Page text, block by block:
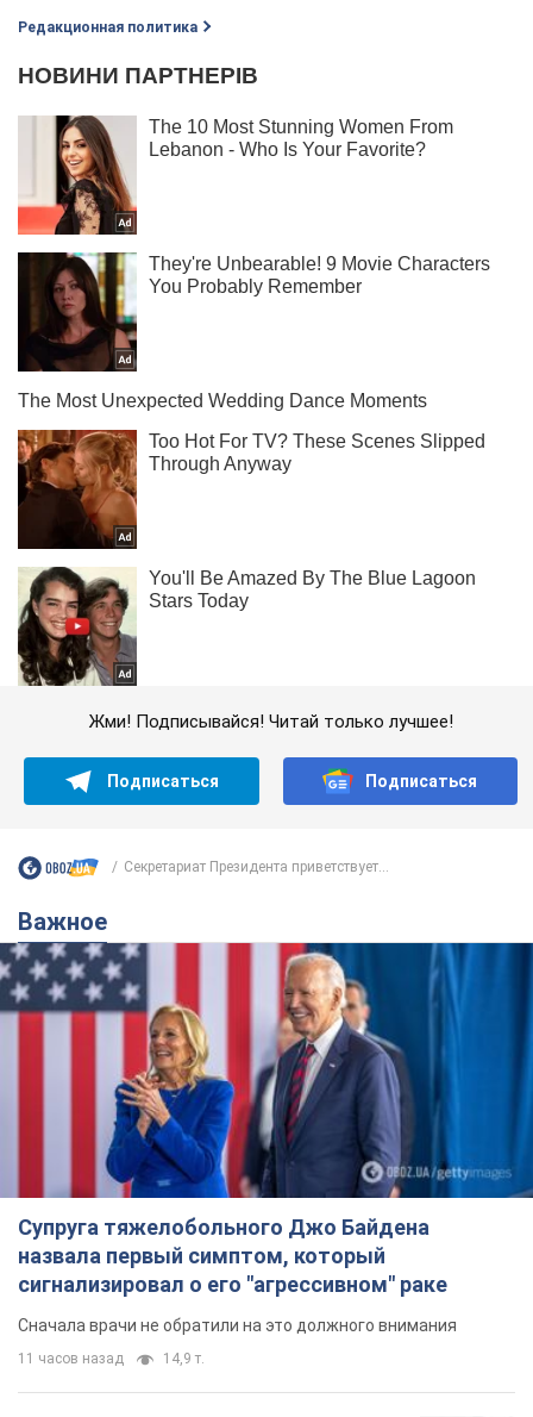
Редакционная политика
Жми! Подписывайся! Читай только лучшее!
Подписаться Подписаться
Секретариат Президента приветствует...
Важное
Супруга тяжелобольного Джо Байдена
назвала первый симптом, который
сигнализировал о его "агрессивном" раке
Сначала врачи не обратили на это должного внимания
11 часов назад 14,9 т.